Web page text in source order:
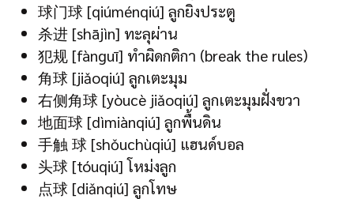
球门球 [qiúménqiú] ลูกยิงประตู
杀进 [shājìn] ทะลุผ่าน
犯规 [fànguī] ทำผิดกติกา (break the rules)
角球 [jiǎoqiú] ลูกเตะมุม
右侧角球 [yòucè jiǎoqiú] ลูกเตะมุมฝั่งขวา
地面球 [dìmiànqiú] ลูกพื้นดิน
手触 球 [shǒuchùqiú] แฮนด์บอล
头球 [tóuqiú] โหม่งลูก
点球 [diǎnqiú] ลูกโทษ